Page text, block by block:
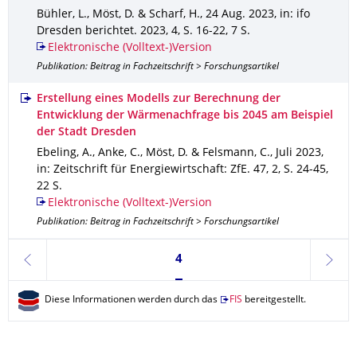
Bühler, L., Möst, D. & Scharf, H., 24 Aug. 2023, in: ifo
Dresden berichtet. 2023, 4, S. 16-22, 7 S.
Elektronische (Volltext-)Version
Publikation: Beitrag in Fachzeitschrift > Forschungsartikel
Erstellung eines Modells zur Berechnung der
Entwicklung der Wärmenachfrage bis 2045 am Beispiel
der Stadt Dresden
Ebeling, A., Anke, C., Möst, D. & Felsmann, C., Juli 2023,
in: Zeitschrift für Energiewirtschaft: ZfE. 47, 2, S. 24-45,
22 S.
Elektronische (Volltext-)Version
Publikation: Beitrag in Fachzeitschrift > Forschungsartikel
zurück
Seite 4, aktuell ausgewählt
4
weiter
Diese Informationen werden durch das FIS bereitgestellt.